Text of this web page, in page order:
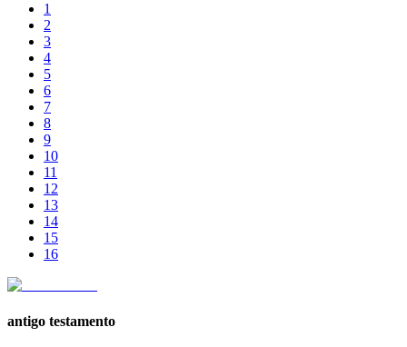
1
2
3
4
5
6
7
8
9
10
11
12
13
14
15
16
antigo testamento